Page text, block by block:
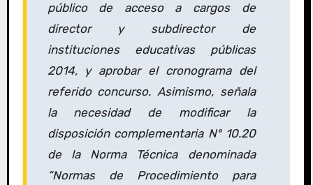
público de acceso a cargos de
director y subdirector de
instituciones educativas públicas
2014, y aprobar el cronograma del
referido concurso. Asimismo, señala
la necesidad de modificar la
disposición complementaria Nº 10.20
de la Norma Técnica denominada
“Normas de Procedimiento para